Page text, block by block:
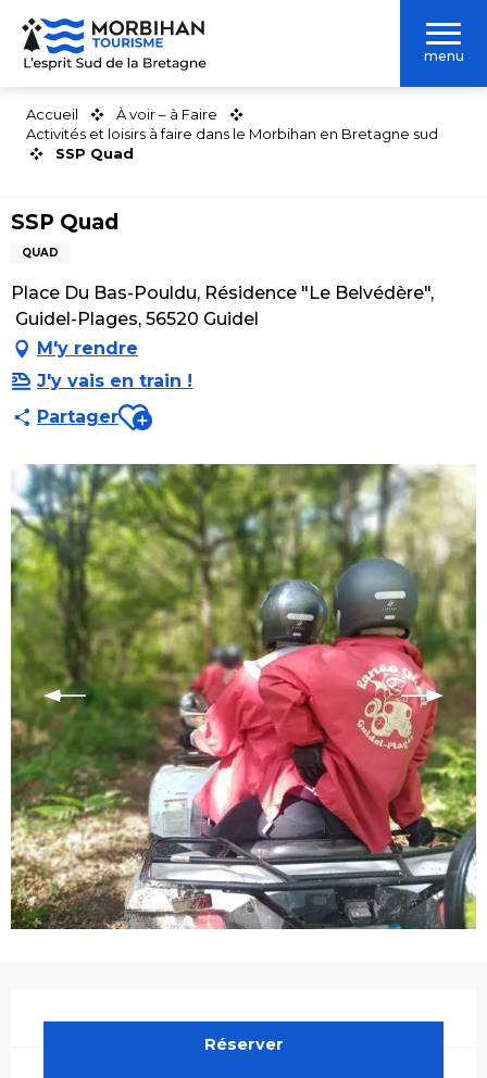
Aller
contenu
menu
Accueil
À voir – à Faire
Activités et loisirs à faire dans le Morbihan en Bretagne sud
SSP Quad
SSP Quad
QUAD
Place Du Bas-Pouldu, Résidence "Le Belvédère",
Guidel-Plages, 56520 Guidel
M'y rendre
J'y vais en train !
PartagerAjouter aux favoris
Réserver